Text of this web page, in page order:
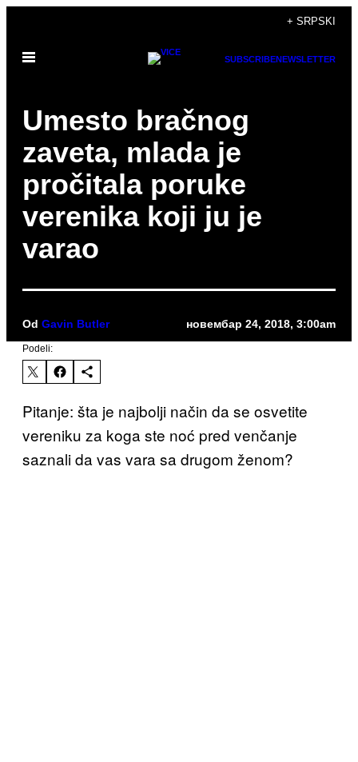
садржај
+ SRPSKI
Otvori
SUBSCRIBENEWSLETTER
Umesto bračnog
zaveta, mlada je
pročitala poruke
verenika koji ju je
varao
Od Gavin Butler новембар 24, 2018, 3:00am
Podeli:
Pitanje: šta je najbolji način da se osvetite
vereniku za koga ste noć pred venčanje
saznali da vas vara sa drugom ženom?